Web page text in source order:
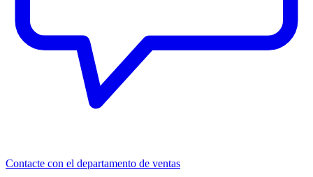
Contacte con el departamento de ventas